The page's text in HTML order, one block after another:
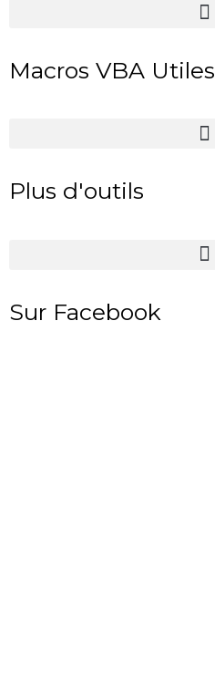
Macros VBA Utiles
Plus d'outils
Sur Facebook